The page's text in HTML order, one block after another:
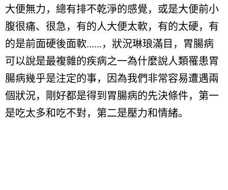
大便無力，總有排不乾淨的感覺，或是大便前小
腹很痛、很急，有的人大便太軟，有的太硬，有
的是前面硬後面軟......，狀況琳琅滿目，胃腸病
可以說是最複雜的疾病之一為什麼說人類罹患胃
腸病幾乎是注定的事，因為我們非常容易遭遇兩
個狀況，剛好都是得到胃腸病的先決條件，第一
是吃太多和吃不對，第二是壓力和情緒。